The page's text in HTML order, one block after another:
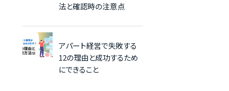
法と確認時の注意点
アパート経営で失敗する
12の理由と成功するため
にできること